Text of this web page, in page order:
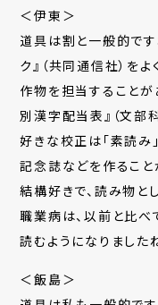
＜伊東＞
道具は割と一般的です
ク』（共同通信社）を
作物を担当することが
別漢字配当表』 （文部
好きな校正は「素読み
記念誌などを作るこ
結構好きで、読み物と
職業病は、以前と比
読むようになりました
＜飯島＞